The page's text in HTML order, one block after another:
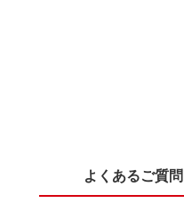
よくあるご質問